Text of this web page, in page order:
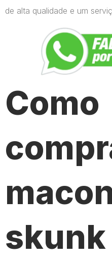
de alta qualidade e um
Como
skunk